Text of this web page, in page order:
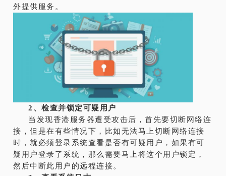
外提供服务。
2、检查并锁定可疑用户
当发现香港服务器遭受攻击后，首先要切断网络连
接，但是在有些情况下，比如无法马上切断网络连接
时，就必须登录系统查看是否有可疑用户，如果有可
疑用户登录了系统，那么需要马上将这个用户锁定，
然后中断此用户的远程连接。